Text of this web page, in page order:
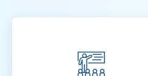
Қазақстанда жоғары білім